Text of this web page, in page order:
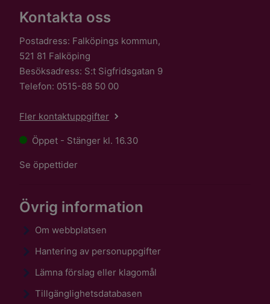
Kontakta oss
Postadress: Falköpings kommun,
521 81 Falköping
Besöksadress: S:t Sigfridsgatan 9
Telefon: 0515-88 50 00
Fler kontaktuppgifter
Öppet - Stänger kl. 16.30
Se öppettider
Övrig information
Om webbplatsen
Hantering av personuppgifter
Lämna förslag eller klagomål
Tillgänglighetsdatabasen